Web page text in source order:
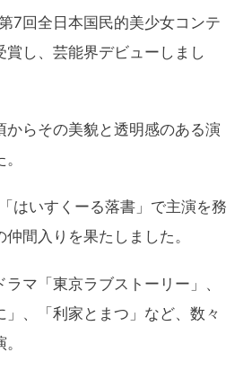
7回全日本国民的美少女コンテ
賞し、芸能界デビューしまし
からその美貌と透明感のある演
はいすくーる落書」で主演を務
間入りを果たしました。
マ「東京ラブストーリー」、
」、「利家とまつ」など、数々